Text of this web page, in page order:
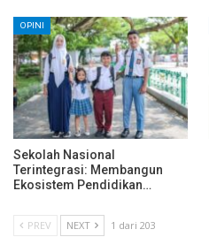
OPINI
Sekolah Nasional
Terintegrasi: Membangun
Ekosistem Pendidikan…
PREV NEXT 1 dari 203